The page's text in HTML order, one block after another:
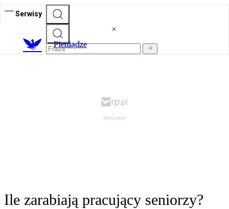
Serwisy
Pieniądze
Ile zarabiają pracujący seniorzy?